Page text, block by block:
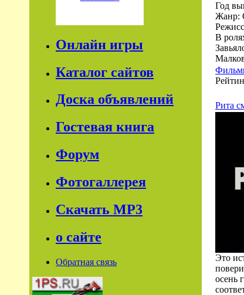
Онлайн игры
Каталог сайтов
Доска объявлений
Гостевая книга
Форум
Фотогаллерея
Скачать МР3
о сайте
Обратная связь
Год
Жанр:
В
Рита
Это
осень